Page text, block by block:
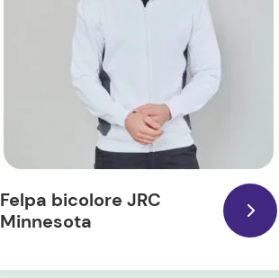
Felpa bicolore JRC
Minnesota